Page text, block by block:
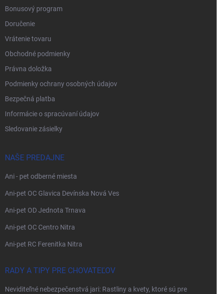
Bonusový program
Doručenie
Vrátenie tovaru
Obchodné podmienky
Právna doložka
Podmienky ochrany osobných údajov
Bezpečná platba
Informácie o spracúvaní údajov
Sledovanie zásielky
NAŠE PREDAJNE
Ani - pet odberné miesta
Ani-pet OC Glavica Devínska Nová Ves
Ani-pet OD Jednota Trnava
Ani-pet OC Centro Nitra
Ani-pet RC Ferenitka Nitra
RADY A TIPY PRE CHOVATEĽOV
Neviditeľné nebezpečenstvá jari: Rastliny a kvety, ktoré sú pre